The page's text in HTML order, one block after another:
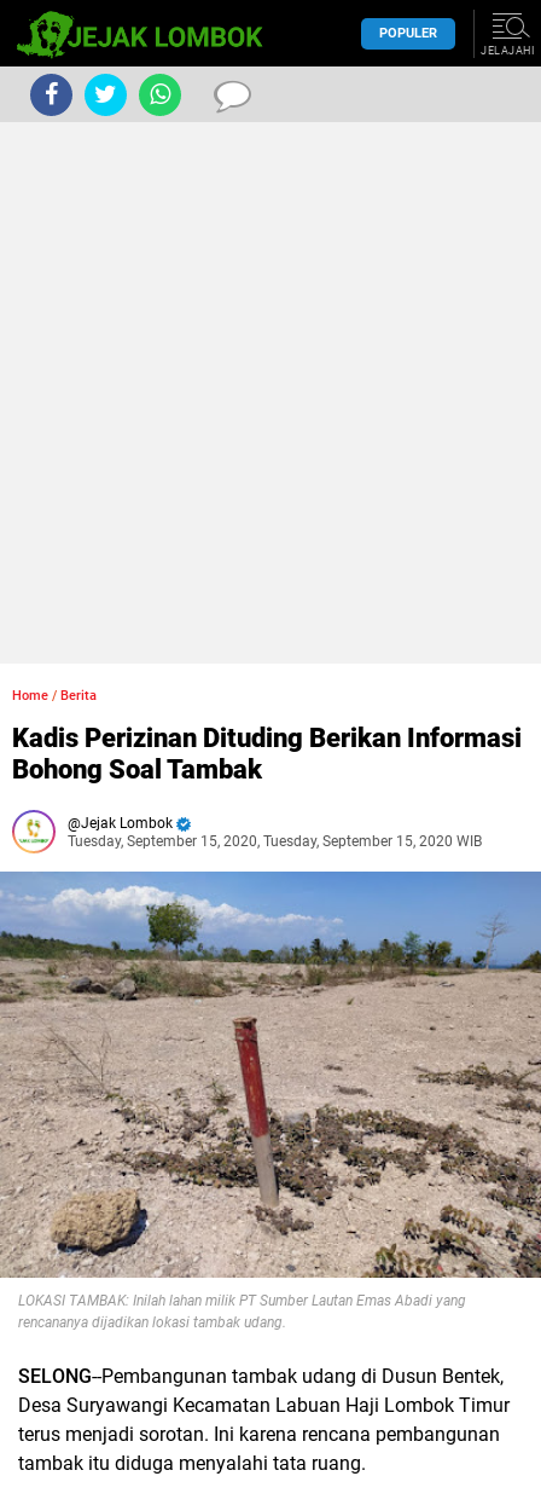
POPULER
JELAJAHI
Home / Berita
Kadis Perizinan Dituding Berikan Informasi
Bohong Soal Tambak
Jejak Lombok
Tuesday, September 15, 2020, Tuesday, September 15, 2020 WIB
LOKASI TAMBAK: Inilah lahan milik PT Sumber Lautan Emas Abadi yang
rencananya dijadikan lokasi tambak udang.
SELONG--Pembangunan tambak udang di Dusun Bentek,
Desa Suryawangi Kecamatan Labuan Haji Lombok Timur
terus menjadi sorotan. Ini karena rencana pembangunan
tambak itu diduga menyalahi tata ruang.